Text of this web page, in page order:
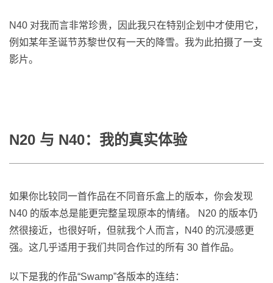
N40 对我而言非常珍贵，因此我只在特别企划中才使用它，
例如某年圣诞节苏黎世仅有一天的降雪。我为此拍摄了一支
影片。
N20 与 N40：我的真实体验
如果你比较同一首作品在不同音乐盒上的版本，你会发现
N40 的版本总是能更完整呈现原本的情绪。 N20 的版本仍
然很接近，也很好听，但就我个人而言，N40 的沉浸感更
强。这几乎适用于我们共同合作过的所有 30 首作品。
以下是我的作品“Swamp”各版本的连结：